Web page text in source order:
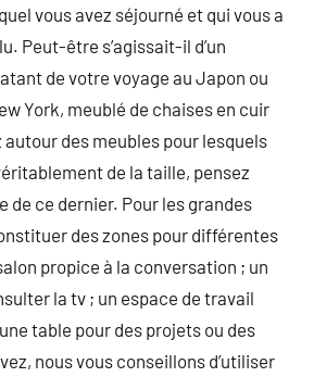
vous avez séjourné et qui vous a
Peut-être s’agissait-il d’un
de votre voyage au Japon ou
York, meublé de chaises en cuir
des meubles pour lesquels
de la taille, pensez
de ce dernier. Pour les grandes
des zones pour différentes
propice à la conversation ; un
la tv ; un espace de travail
table pour des projets ou des
nous vous conseillons d’utiliser